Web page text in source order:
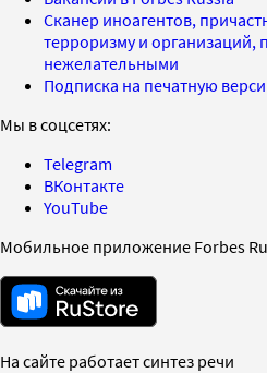
Сканер иноагентов,
терроризму и организаций,
нежелательными
Подписка на печатную
Мы в соцсетях:
Telegram
ВКонтакте
YouTube
Мобильное приложение Forbes
На сайте работает синтез речи